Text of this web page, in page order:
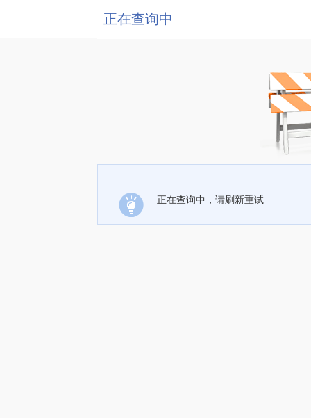
正在查询中
正在查询中，请刷新重试